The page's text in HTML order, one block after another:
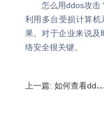
怎么用ddos攻击？
利用多台受损计算
果。对于企业来说及
络安全很关键。
上一篇: 如何查看ddos攻击?ddos攻击怎么处理